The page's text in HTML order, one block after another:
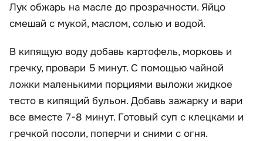
Лук обжарь на масле до прозрачности. Яйцо
смешай с мукой, маслом, солью и водой.
В кипящую воду добавь картофель, морковь и
гречку, провари 5 минут. С помощью чайной
ложки маленькими порциями выложи жидкое
тесто в кипящий бульон. Добавь зажарку и вари
все вместе 7-8 минут. Готовый суп с клецками и
гречкой посоли, поперчи и сними с огня.